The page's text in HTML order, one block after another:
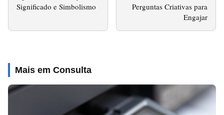
Significado e Simbolismo
Perguntas Criativas para
Engajar
Mais em Consulta